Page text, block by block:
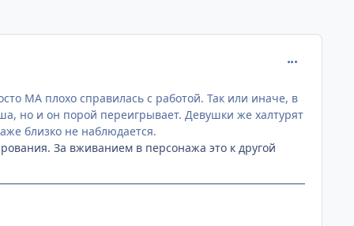
МА плохо справилась с работой. Так или иначе, в
но и он порой переигрывает. Девушки же халтурят
близко не наблюдается.
За вживанием в персонажа это к другой